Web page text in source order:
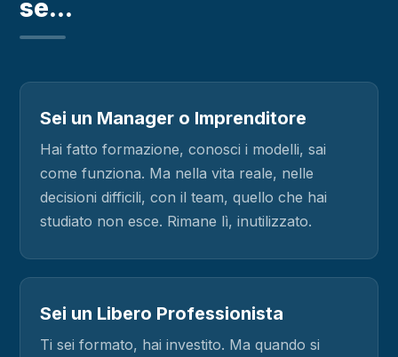
se...
Sei un Manager o Imprenditore
Hai fatto formazione, conosci i modelli, sai
come funziona. Ma nella vita reale, nelle
decisioni difficili, con il team, quello che hai
studiato non esce. Rimane lì, inutilizzato.
Sei un Libero Professionista
Ti sei formato, hai investito. Ma quando si